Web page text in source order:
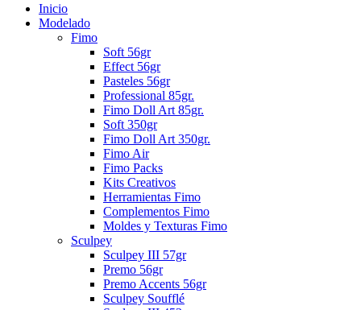
Inicio
Modelado
Fimo
Soft 56gr
Effect 56gr
Pasteles 56gr
Professional 85gr.
Fimo Doll Art 85gr.
Soft 350gr
Fimo Doll Art 350gr.
Fimo Air
Fimo Packs
Kits Creativos
Herramientas Fimo
Complementos Fimo
Moldes y Texturas Fimo
Sculpey
Sculpey III 57gr
Premo 56gr
Premo Accents 56gr
Sculpey Soufflé